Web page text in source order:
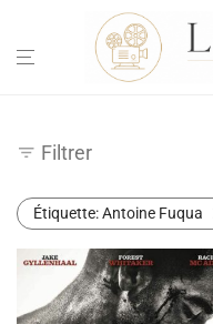
Filtrer
Étiquette:Antoine Fuqua